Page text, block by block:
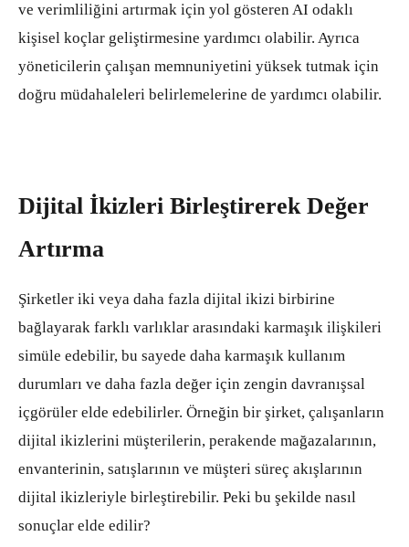
ve verimliliğini artırmak için yol gösteren AI odaklı
kişisel koçlar geliştirmesine yardımcı olabilir. Ayrıca
yöneticilerin çalışan memnuniyetini yüksek tutmak için
doğru müdahaleleri belirlemelerine de yardımcı olabilir.
Dijital İkizleri Birleştirerek Değer
Artırma
Şirketler iki veya daha fazla dijital ikizi birbirine
bağlayarak farklı varlıklar arasındaki karmaşık ilişkileri
simüle edebilir, bu sayede daha karmaşık kullanım
durumları ve daha fazla değer için zengin davranışsal
içgörüler elde edebilirler. Örneğin bir şirket, çalışanların
dijital ikizlerini müşterilerin, perakende mağazalarının,
envanterinin, satışlarının ve müşteri süreç akışlarının
dijital ikizleriyle birleştirebilir. Peki bu şekilde nasıl
sonuçlar elde edilir?